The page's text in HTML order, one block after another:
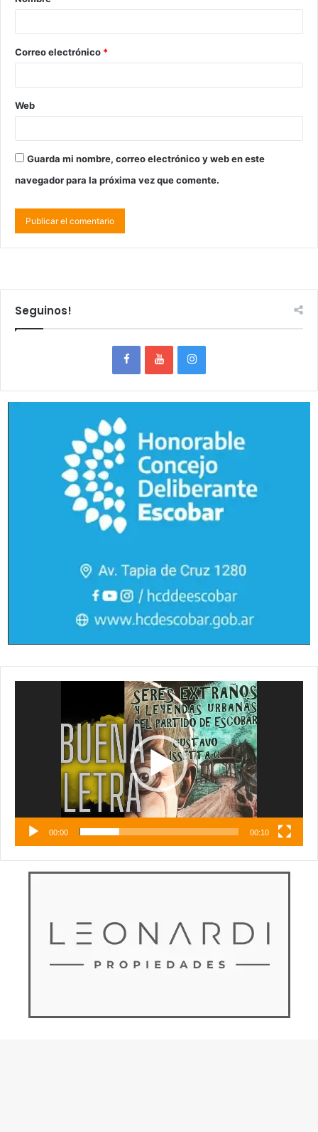
Correo electrónico *
Web
Guarda mi nombre, correo electrónico y web en este
navegador para la próxima vez que comente.
Seguinos!
00:00 00:10